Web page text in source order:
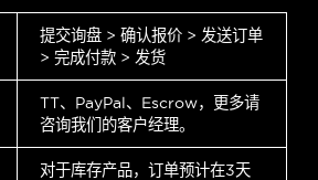
提交询盘 > 确认报价 > 发送订单
> 完成付款 > 发货
TT、PayPal、Escrow，更多请
咨询我们的客户经理。
对于库存产品，订单预计在3天